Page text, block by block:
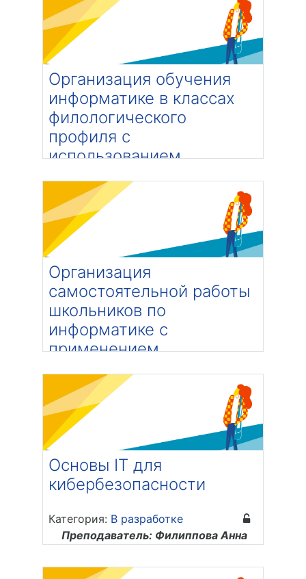
Организация обучения
информатике в классах
филологического
профиля с
использованием
технологий
Категория:
Преподаватель: Медведева Елена
Алексеевна
Организация
самостоятельной работы
школьников по
информатике с
применением
технологий
Категория:
Преподаватель: Суханова Софья
Евгеньевна
Основы IT для
кибербезопасности
Категория: В разработке
Преподаватель: Филиппова Анна